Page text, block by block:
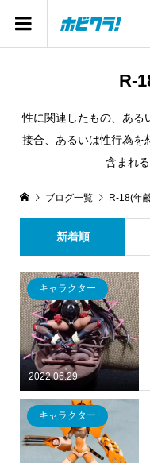
R-
性に関連したもの、ある
接合、あるいは性行為を
含まれ
ブログ一覧 R-18(年
新着順
2022.06.29
キャラクター
キャラクター